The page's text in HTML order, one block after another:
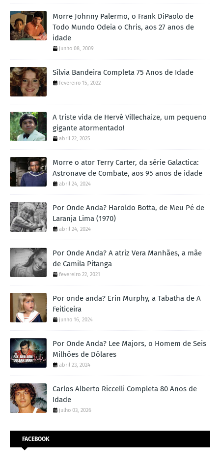
Morre Johnny Palermo, o Frank DiPaolo de
Todo Mundo Odeia o Chris, aos 27 anos de
idade
junho 08, 2009
Sílvia Bandeira Completa 75 Anos de Idade
fevereiro 15, 2022
A triste vida de Hervé Villechaize, um pequeno
gigante atormentado!
abril 22, 2025
Morre o ator Terry Carter, da série Galactica:
Astronave de Combate, aos 95 anos de idade
abril 24, 2024
Por Onde Anda? Haroldo Botta, de Meu Pé de
Laranja Lima (1970)
abril 24, 2024
Por Onde Anda? A atriz Vera Manhães, a mãe
de Camila Pitanga
fevereiro 22, 2021
Por onde anda? Erin Murphy, a Tabatha de A
Feiticeira
junho 16, 2024
Por Onde Anda? Lee Majors, o Homem de Seis
Milhões de Dólares
abril 23, 2024
Carlos Alberto Riccelli Completa 80 Anos de
Idade
julho 03, 2026
FACEBOOK